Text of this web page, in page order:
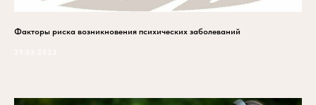
Факторы риска возникновения психических заболеваний